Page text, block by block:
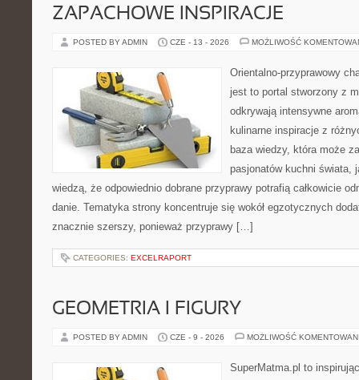
ZAPACHOWE INSPIRACJE
POSTED BY ADMIN CZE - 13 - 2026 MOŻLIWOŚĆ
Orientalno-przyprawowy
jest to portal stworzony z
odkrywają intensywne
kulinarne inspiracje z
baza wiedzy, która może
pasjonatów kuchni świata,
wiedzą, że odpowiednio dobrane przyprawy potrafią całkowicie
danie. Tematyka strony koncentruje się wokół egzotycznych
znacznie szerszy, ponieważ przyprawy […]
CATEGORIES: EXCELRAPORT
GEOMETRIA I FIGURY
POSTED BY ADMIN CZE - 9 - 2026 MOŻLIWOŚĆ
SuperMatma.pl to